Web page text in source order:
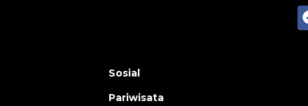
Sosial
Pariwisata